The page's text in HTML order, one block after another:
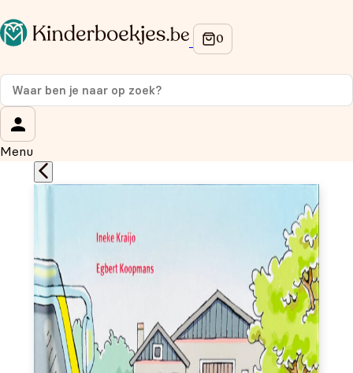
Menu
Op de hoogte blijven van onze acties?
Meld je aan voor onze nieuwsbrief en ontvang
korting
Wat is je voornaam?
Wat is je e-mailadres?*
Aanmelden
We gebruiken je gegevens om contact op te nemen, in
overeenstemming met ons
privacybeleid.